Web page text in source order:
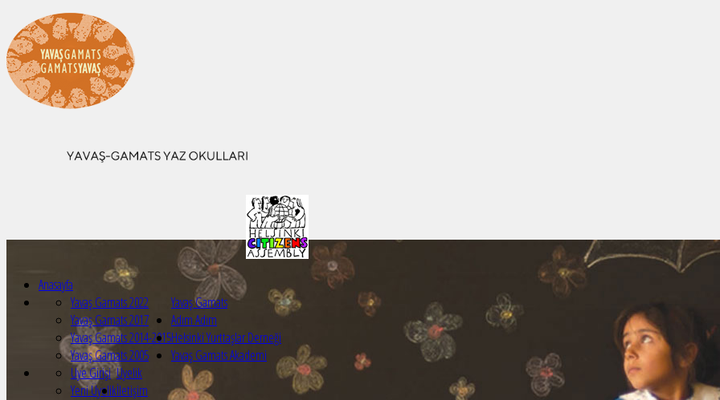
Anasayfa
Yavaş Gamats
Yavaş Gamats 2022
Yavaş Gamats 2017
Yavaş Gamats 2014-2015
Yavaş Gamats 2005
Adım Adım
Helsinki Yurttaşlar Derneği
Yavaş Gamats Akademi
Üyelik
Üye Girişi
Yeni Üyelikİletişim